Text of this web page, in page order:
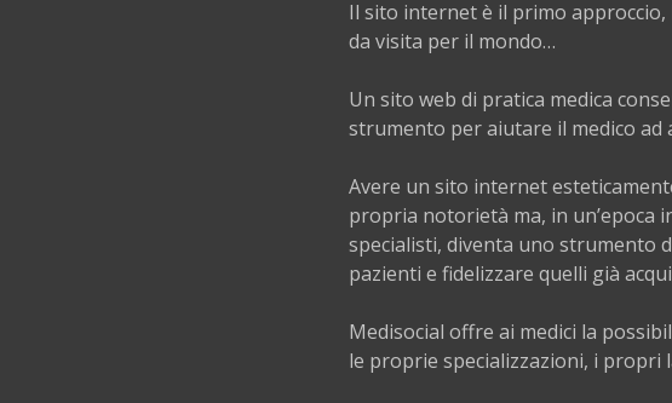
Il sito internet è il primo
da visita per il mondo…
Un sito web di pratica medica
strumento per aiutare il medico ad
Avere un sito internet
propria notorietà ma, in un’epoca
specialisti, diventa uno strumento
pazienti e fidelizzare quelli già
Medisocial offre ai medici la
le proprie specializzazioni, i propri